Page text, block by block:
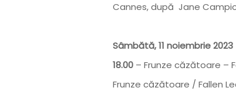
Cannes, după Jane
Sâmbătă, 11 noiembrie 2023
18.00 – Frunze căzătoare –
Frunze căzătoare / Fallen